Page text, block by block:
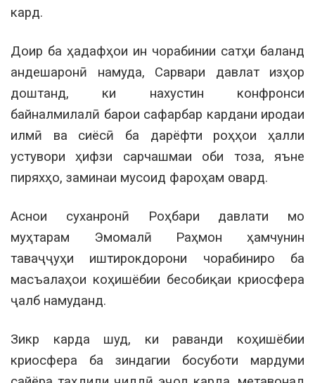
кард.
Доир ба ҳадафҳои ин чорабинии сатҳи баланд
андешаронӣ намуда, Сарвари давлат изҳор
доштанд, ки нахустин конфронси
байналмилалӣ барои сафарбар кардани иродаи
илмӣ ва сиёсӣ ба дарёфти роҳҳои ҳалли
устувори ҳифзи сарчашмаи оби тоза, яъне
пиряхҳо, заминаи мусоид фароҳам овард.
Аснои суханронӣ Роҳбари давлати мо
муҳтарам Эмомалӣ Раҳмон ҳамчунин
таваҷҷуҳи иштирокдорони чорабиниро ба
масъалаҳои коҳишёбии бесобиқаи криосфера
ҷалб намуданд.
Зикр карда шуд, ки раванди коҳишёбии
криосфера ба зиндагии босуботи мардуми